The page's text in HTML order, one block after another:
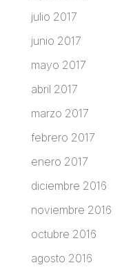
julio 2017
junio 2017
mayo 2017
abril 2017
marzo 2017
febrero 2017
enero 2017
diciembre 2016
noviembre 2016
octubre 2016
agosto 2016